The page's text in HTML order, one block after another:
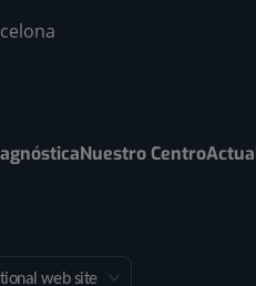
Nuestro Centro
web site